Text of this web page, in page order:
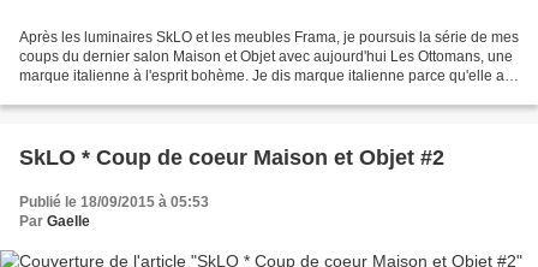
Après les luminaires SkLO et les meubles Frama, je poursuis la série de mes
coups du dernier salon Maison et Objet avec aujourd'hui Les Ottomans, une
marque italienne à l'esprit bohème. Je dis marque italienne parce qu'elle a
SkLO * Coup de coeur Maison et Objet #2
Publié le 18/09/2015 à 05:53
Par Gaelle